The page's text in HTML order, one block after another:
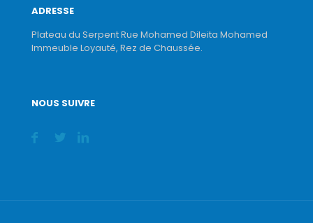
ADRESSE
Plateau du Serpent Rue Mohamed Dileita Mohamed
Immeuble Loyauté, Rez de Chaussée.
NOUS SUIVRE